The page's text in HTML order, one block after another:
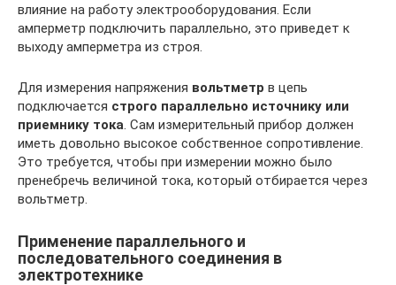
влияние на работу электрооборудования. Если
амперметр подключить параллельно, это приведет к
выходу амперметра из строя.
Для измерения напряжения вольтметр в цепь
подключается строго параллельно источнику или
приемнику тока . Сам измерительный прибор должен
иметь довольно высокое собственное сопротивление.
Это требуется, чтобы при измерении можно было
пренебречь величиной тока, который отбирается через
вольтметр.
Применение параллельного и
последовательного соединения в
электротехнике